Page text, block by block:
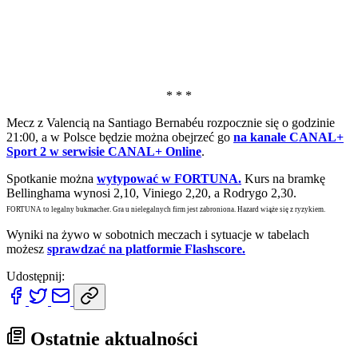
* * *
Mecz z Valencią na Santiago Bernabéu rozpocznie się o godzinie
21:00, a w Polsce będzie można obejrzeć go na kanale CANAL+
Sport 2 w serwisie CANAL+ Online.
Spotkanie można wytypować w FORTUNA. Kurs na bramkę
Bellinghama wynosi 2,10, Viniego 2,20, a Rodrygo 2,30.
FORTUNA to legalny bukmacher. Gra u nielegalnych firm jest zabroniona. Hazard wiąże się z ryzykiem.
Wyniki na żywo w sobotnich meczach i sytuacje w tabelach
możesz sprawdzać na platformie Flashscore.
Udostępnij:
Ostatnie aktualności